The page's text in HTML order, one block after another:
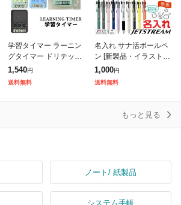
学習タイマー ラーニン
グタイマー ドリテック
タイマー式学習法 小学
生 中学生 社会人 試験
1,540円
送料無料
名入れ サナ活ボールペ
ン [新製品・イラスト入
れられます!] ボールペ
ン ジェットストリーム
1,000円
送料無料
もっと見る
ノート/ 紙製品
システム手帳